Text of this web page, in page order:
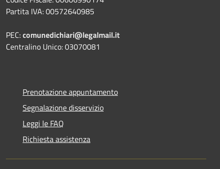
Partita IVA: 00572640985
PEC:comunedichiari@legalmail.it
Centralino Unico: 03070081
Prenotazione appuntamento
Segnalazione disservizio
Leggi le FAQ
Richiesta assistenza